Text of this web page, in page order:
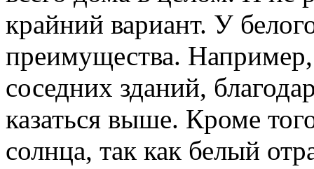
крайний вариант. У
преимущества.
соседних зданий,
казаться выше. Кроме
солнца, так как белый